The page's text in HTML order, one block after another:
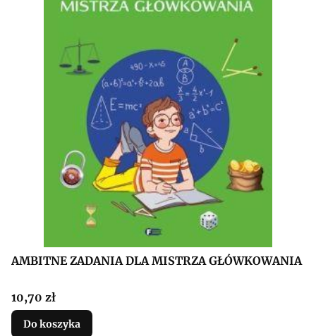
AMBITNE ZADANIA DLA MISTRZA GŁÓWKOWANIA
Cena
10,70 zł
Do koszyka